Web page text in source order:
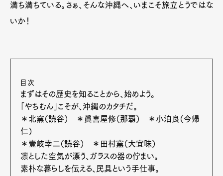
満ち満ちている。さぁ、そんな沖縄へ、いまこそ旅立とうではな
いか！
目次
まずはその歴史を知ることから、始めよう。
「やちむん」こそが、沖縄のカタチだ。
＊北窯（読谷） ＊眞喜屋修（那覇） ＊小泊良（今帰
仁）
＊壹岐幸二（読谷） ＊田村窯（大宜味）
凛とした空気が漂う、ガラスの器の佇まい。
素朴な暮らしを伝える、民具という手仕事。